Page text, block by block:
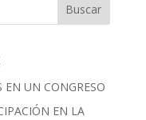
Buscar
EN UN CONGRESO
EN LA